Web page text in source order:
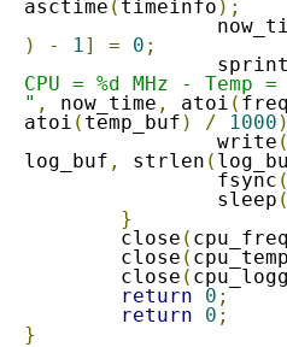
asctime ( timeinfo );
)
- 1 ] = 0 ;
CPU = %d MHz - Temp =
" , now_time , atoi (
atoi ( temp_buf ) / 1000
		write
(
log_buf , strlen (
		fsync
(
		sleep
(
}
	close
(
	close
(
	close
(
return
0 ;
return
0 ;
}